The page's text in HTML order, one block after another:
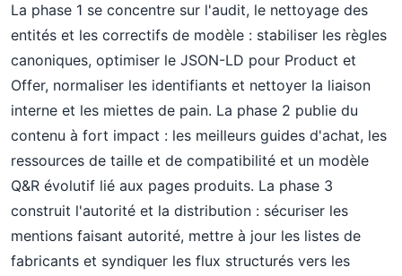
La phase 1 se concentre sur l'audit, le nettoyage des
entités et les correctifs de modèle : stabiliser les règles
canoniques, optimiser le JSON-LD pour Product et
Offer, normaliser les identifiants et nettoyer la liaison
interne et les miettes de pain. La phase 2 publie du
contenu à fort impact : les meilleurs guides d'achat, les
ressources de taille et de compatibilité et un modèle
Q&R évolutif lié aux pages produits. La phase 3
construit l'autorité et la distribution : sécuriser les
mentions faisant autorité, mettre à jour les listes de
fabricants et syndiquer les flux structurés vers les